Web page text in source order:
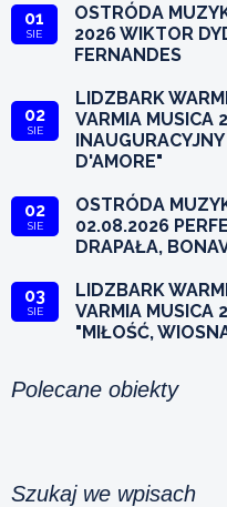
01
SIE
OSTRÓDA
2026 WIKTOR
FERNANDES
02
SIE
LIDZBARK
VARMIA MUSICA
D'AMORE"
02
SIE
OSTRÓDA
02.08.2026
DRAPAŁA,
03
SIE
LIDZBARK
VARMIA MUSICA
"MIŁOŚĆ,
Polecane obiekty
Szukaj we wpisach